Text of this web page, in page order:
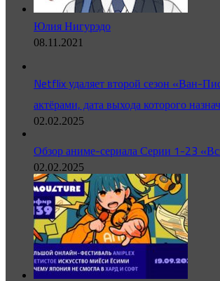
Юлия Нигурэдо
08.11.2021
Netflix удаляет второй сезон «Ван-
актёрами, дата выхода которого
02.02.2025
Обзор аниме-сериала Серии 1-23
02.02.2025